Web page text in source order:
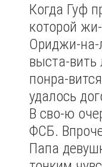
Когда Гуф
которой
Ориджи-на-
выста-вить
понра-
удалось
В сво-ю
ФСБ.
Папа